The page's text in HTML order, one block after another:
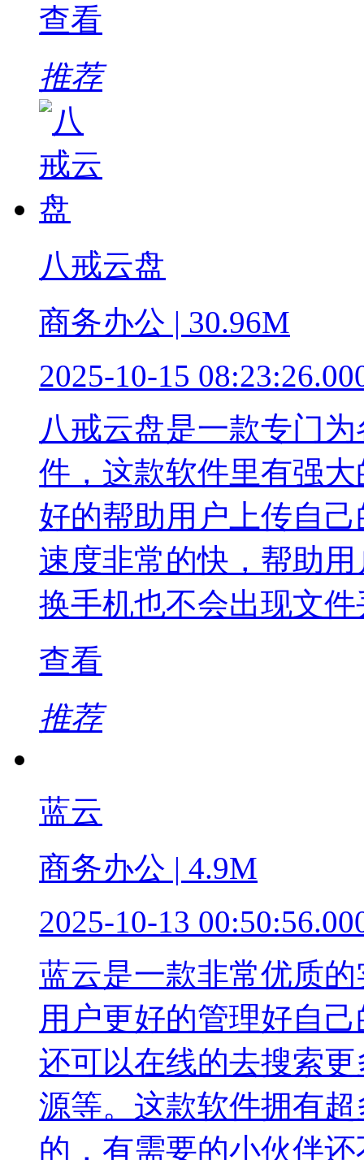
查看
推荐
八戒云盘
商务办公 | 30.96M
2025-10-15
八戒云盘是一款专门
件，这款软件里有强
好的帮助用户上传自
速度非常的快，帮助
换手机也不会出现文
查看
推荐
蓝云
商务办公 | 4.9M
2025-10-13
蓝云是一款非常优质
用户更好的管理好自
还可以在线的去搜索
源等。这款软件拥有
的，有需要的小伙伴